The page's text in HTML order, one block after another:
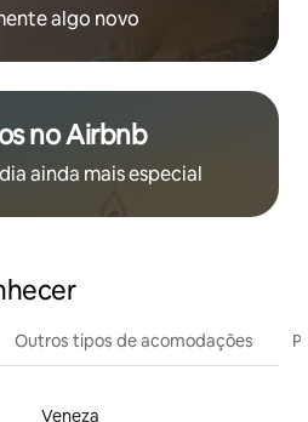
algo novo
no Airbnb
ainda mais especial
Outros tipos de acomodações
Veneza